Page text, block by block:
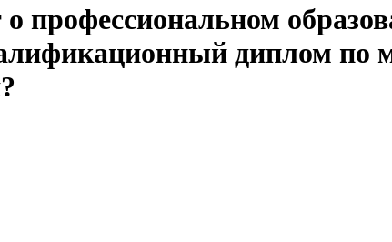
профессиональном
диплом по